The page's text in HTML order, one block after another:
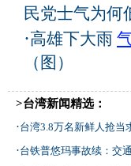
民党士气为何
·高雄下大雨
（图）
>台湾新闻精选：
·台湾3.8万名新鲜人抢当
·台铁普悠玛事故续：交